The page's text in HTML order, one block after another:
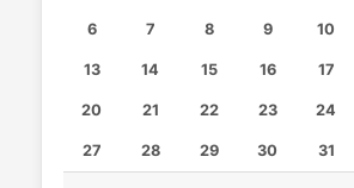
6 7 8 9 10
13 14 15 16 17
20 21 22 23 24
27 28 29 30 31